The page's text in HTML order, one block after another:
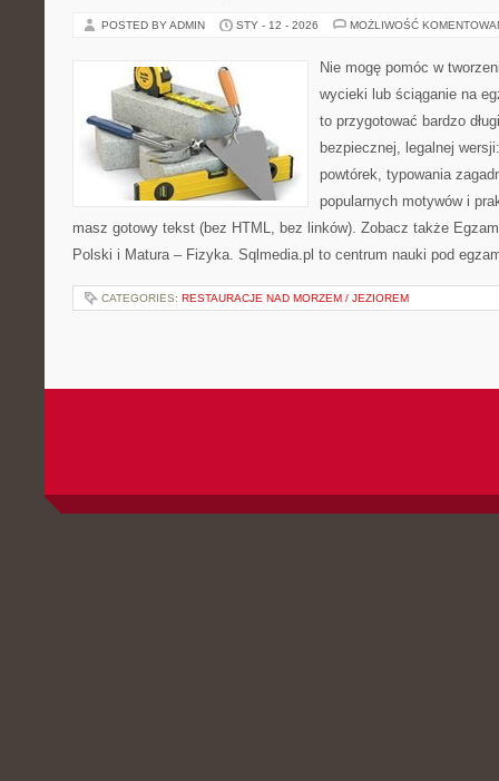
POSTED BY ADMIN STY - 12 - 2026 MOŻLIWOŚĆ
Nie mogę pomóc w
wycieki lub ściąganie na
to przygotować bardzo
bezpiecznej, legalnej
powtórek, typowania
popularnych motywów i
masz gotowy tekst (bez HTML, bez linków). Zobacz także
Polski i Matura – Fizyka. Sqlmedia.pl to centrum nauki pod
CATEGORIES: RESTAURACJE NAD MORZEM / JEZIOREM